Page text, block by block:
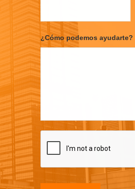
¿Cómo podemos ayudarte?